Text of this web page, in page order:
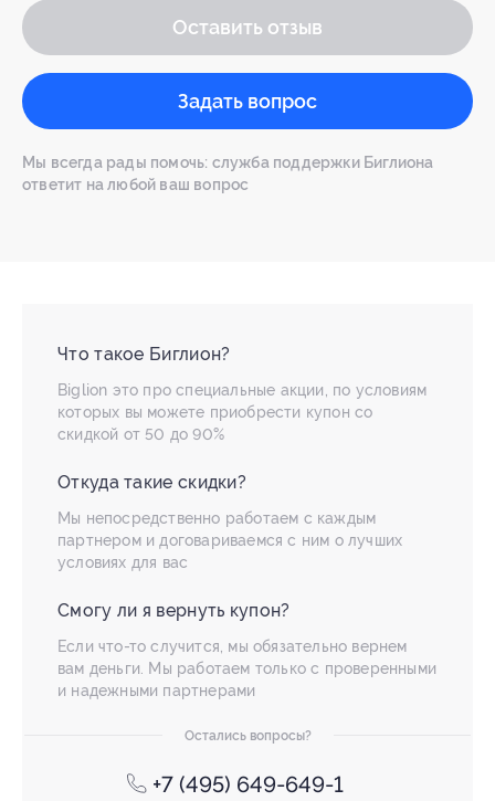
Оставить отзыв
Задать вопрос
Мы всегда рады помочь: служба поддержки Биглиона
ответит на любой ваш вопрос
Что такое Биглион?
Biglion это про специальные акции, по условиям
которых вы можете приобрести купон со
скидкой от 50 до 90%
Откуда такие скидки?
Мы непосредственно работаем с каждым
партнером и договариваемся с ним о лучших
условиях для вас
Смогу ли я вернуть купон?
Если что-то случится, мы обязательно вернем
вам деньги. Мы работаем только с проверенными
и надежными партнерами
Остались вопросы?
+7 (495) 649-649-1